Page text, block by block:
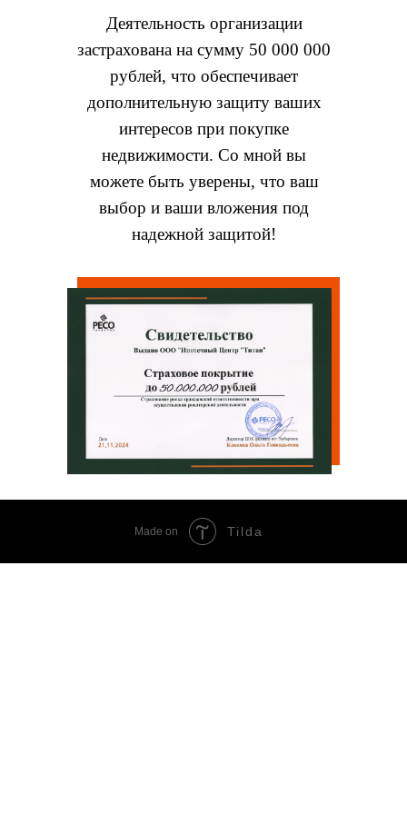
Деятельность организации
застрахована на сумму 50 000 000
рублей, что обеспечивает
дополнительную защиту ваших
интересов при покупке
недвижимости. Со мной вы
можете быть уверены, что ваш
выбор и ваши вложения под
надежной защитой!
Made on Tilda